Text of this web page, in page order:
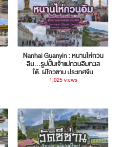
Nanhai Guanyin : หนานไห่กวน
อิม...รูปปั้นเจ้าแม่กวนอิมทะเล
ใต้, ผู่โถวซาน ประเทศจีน
1,025 views